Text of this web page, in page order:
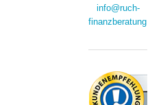
info@ruch-
finanzberatung.de